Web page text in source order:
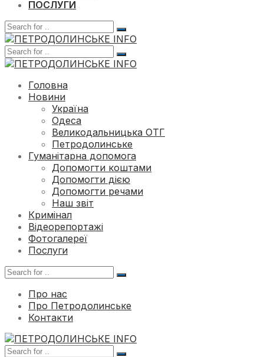
ПОСЛУГИ
Головна
Новини
Україна
Одеса
Великодальницька ОТГ
Петродолинське
Гуманітарна допомога
Допомогти коштами
Допомогти дією
Допомогти речами
Наш звіт
Кримінал
Відеорепортажі
Фотогалереї
Послуги
Про нас
Про Петродолинське
Контакти